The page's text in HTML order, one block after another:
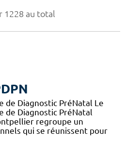
1228 au total
de Diagnostic PréNatal Le
de Diagnostic PréNatal
regroupe un
qui se réunissent pour